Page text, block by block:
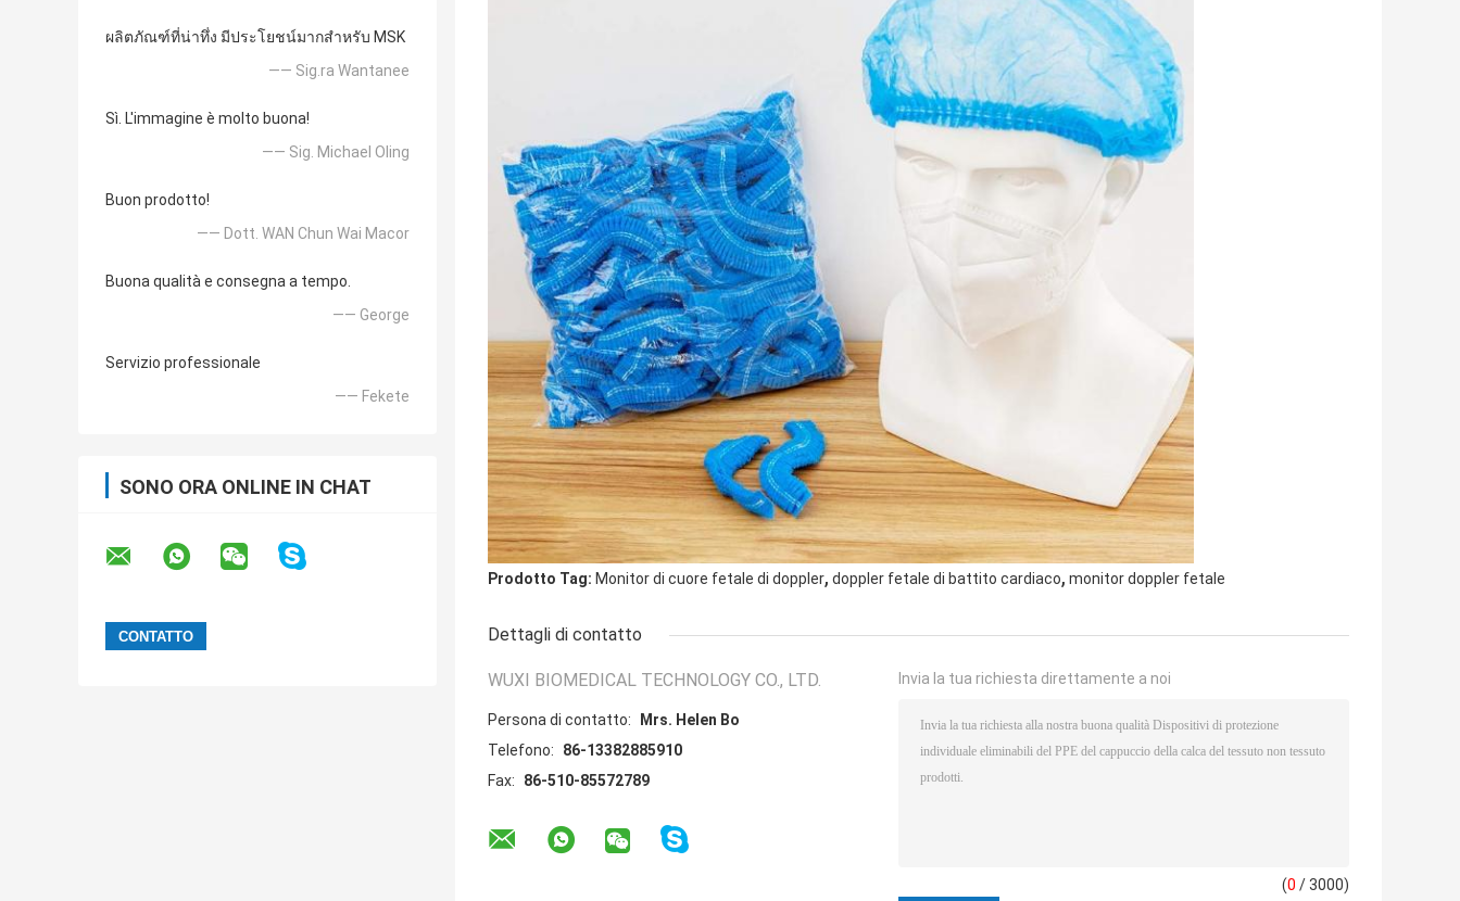
ผลิตภัณฑ์ที่น่าทึ่ง มีประโยชน์มากสำหรับ MSK
—— Sig.ra Wantanee
Sì. L'immagine è molto buona!
—— Sig. Michael Oling
Buon prodotto!
—— Dott. WAN Chun Wai Macor
Buona qualità e consegna a tempo.
—— George
Servizio professionale
—— Fekete
SONO ORA ONLINE IN CHAT
Prodotto Tag: Monitor di cuore fetale di doppler, doppler fetale di battito cardiaco, monitor doppler fetale
Dettagli di contatto
WUXI BIOMEDICAL TECHNOLOGY CO., LTD.
Persona di contatto:
Mrs. Helen Bo
Telefono:
86-13382885910
Fax:
86-510-85572789
Invia la tua richiesta direttamente a noi
(0 / 3000)